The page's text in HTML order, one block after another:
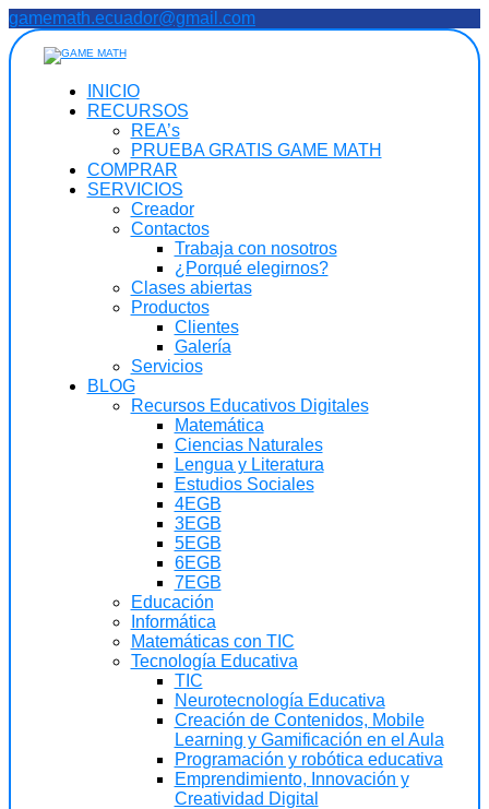
Saltar
al
contenido
gamemath.ecuador@gmail.com
INICIO
RECURSOS
REA’s
PRUEBA GRATIS GAME MATH
COMPRAR
SERVICIOS
Creador
Contactos
Trabaja con nosotros
¿Porqué elegirnos?
Clases abiertas
Productos
Clientes
Galería
Servicios
BLOG
Recursos Educativos Digitales
Matemática
Ciencias Naturales
Lengua y Literatura
Estudios Sociales
4EGB
3EGB
5EGB
6EGB
7EGB
Educación
Informática
Matemáticas con TIC
Tecnología Educativa
TIC
Neurotecnología Educativa
Creación de Contenidos, Mobile
Learning y Gamificación en el Aula
Programación y robótica educativa
Emprendimiento, Innovación y
Creatividad Digital